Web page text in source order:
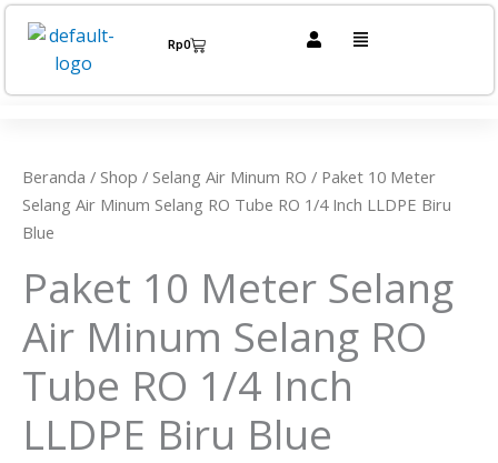
Lewati
konten
Rp0Cart Menu
Beranda / Shop / Selang Air Minum RO / Paket 10 Meter
Selang Air Minum Selang RO Tube RO 1/4 Inch LLDPE Biru
Blue
Paket 10 Meter Selang
Air Minum Selang RO
Tube RO 1/4 Inch
LLDPE Biru Blue
Meter
Selang
Air
Selang
RO
Tube
Inch
LLDPE